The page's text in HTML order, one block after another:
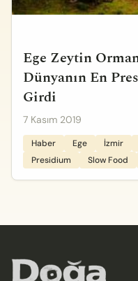
Ege Zeytin
Dünyanın En
Girdi
7 Kasım 2019
Haber Ege İzmir
Presidium
Slow Food